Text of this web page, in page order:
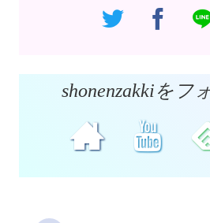
shonenzakkiをフ